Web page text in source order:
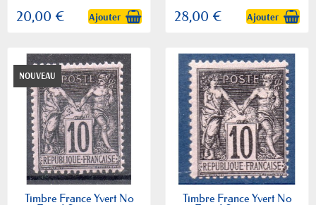
20,00 € Ajouter 28,00 € Ajouter
NOUVEAU
Timbre France Yvert No Timbre France Yvert No